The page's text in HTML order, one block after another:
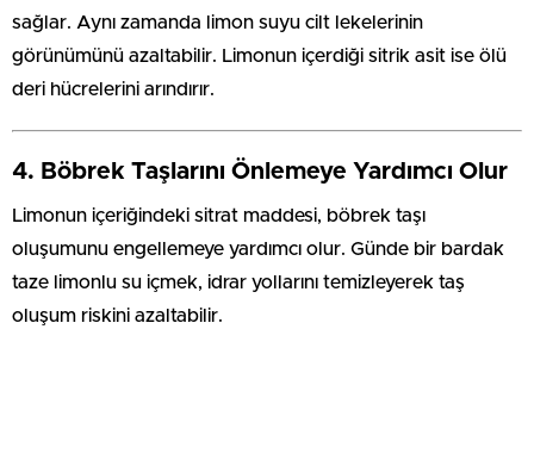
sağlar. Aynı zamanda limon suyu cilt lekelerinin
görünümünü azaltabilir. Limonun içerdiği sitrik asit ise ölü
deri hücrelerini arındırır.
4. Böbrek Taşlarını Önlemeye Yardımcı Olur
Limonun içeriğindeki sitrat maddesi, böbrek taşı
oluşumunu engellemeye yardımcı olur. Günde bir bardak
taze limonlu su içmek, idrar yollarını temizleyerek taş
oluşum riskini azaltabilir.